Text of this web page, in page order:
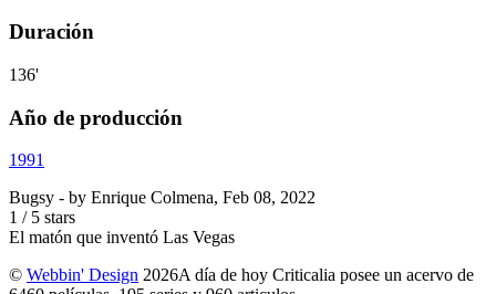
Duración
136'
Año de producción
1991
Bugsy - by Enrique Colmena, Feb 08, 2022
1 / 5 stars
El matón que inventó Las Vegas
© Webbin' Design 2026A día de hoy Criticalia posee un acervo de